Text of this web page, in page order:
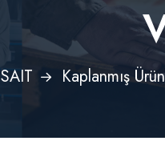
SAIT Kaplanmış